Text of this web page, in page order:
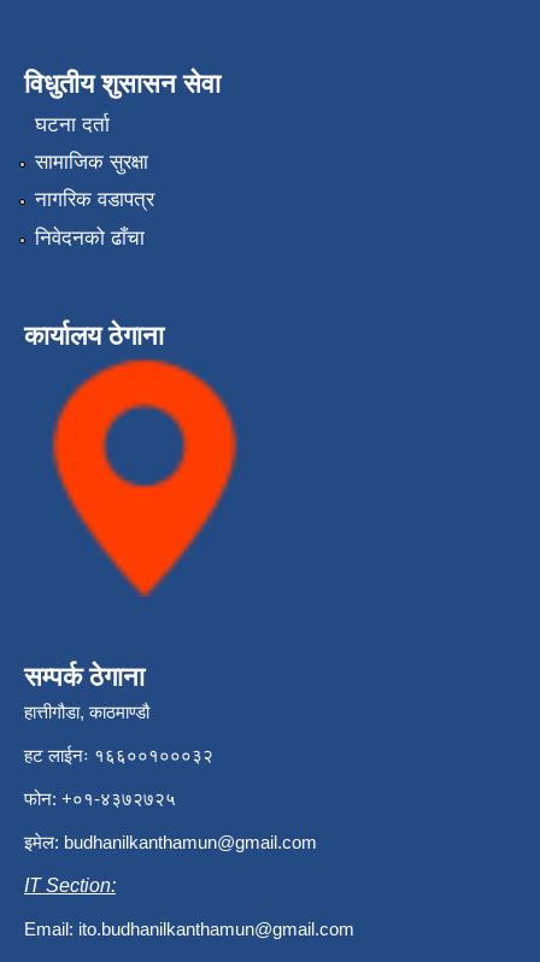
विधुतीय शुसासन सेवा
घटना दर्ता
सामाजिक सुरक्षा
नागरिक वडापत्र
निवेदनको ढाँचा
कार्यालय ठेगाना
सम्पर्क ठेगाना
हात्तीगौडा, काठमाण्डौ
हट लाईनः १६६००१०००३२
फोन: +०१-४३७२७२५
इमेल: budhanilkanthamun@gmail.com
IT Section:
Email: ito.budhanilkanthamun@gmail.com